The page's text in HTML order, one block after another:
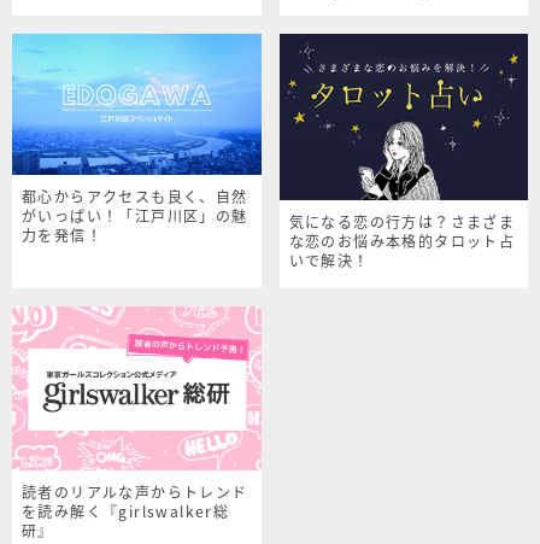
都心からアクセスも良く、自然
がいっぱい！「江戸川区」の魅
力を発信！
気になる恋の行方は？さまざま
な恋のお悩み本格的タロット占
いで解決！
読者のリアルな声からトレンド
を読み解く『girlswalker総
研』